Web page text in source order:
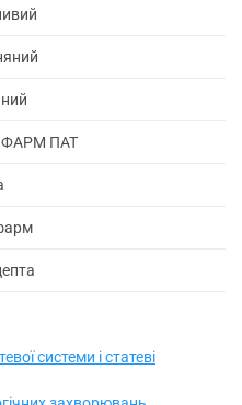
ПАТ
системи і статеві